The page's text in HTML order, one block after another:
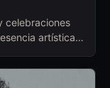
celebraciones
artística y